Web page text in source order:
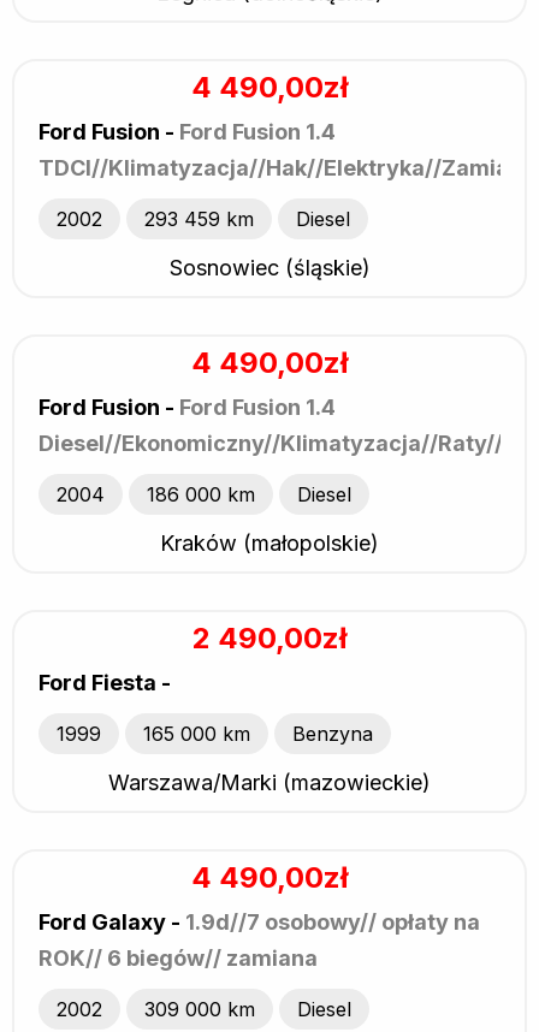
4 490,00zł
Ford Fusion - Ford Fusion 1.4
TDCI//Klimatyzacja//Hak//Elektryka//
2002 293 459 km Diesel
Sosnowiec (śląskie)
4 490,00zł
Ford Fusion - Ford Fusion 1.4
Diesel//Ekonomiczny//Klimatyzacja//Raty//
2004 186 000 km Diesel
Kraków (małopolskie)
2 490,00zł
Ford Fiesta -
1999 165 000 km Benzyna
Warszawa/Marki (mazowieckie)
4 490,00zł
Ford Galaxy - 1.9d//7 osobowy// opłaty na
ROK// 6 biegów// zamiana
2002 309 000 km Diesel